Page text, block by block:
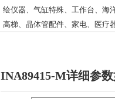
绘仪器、气缸特殊、工作台、海
高梯、晶体管配件、家电、医疗
INA89415-M详细参